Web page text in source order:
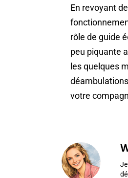
En revoyant
rôle de guide
peu piquante
les quelques
votre